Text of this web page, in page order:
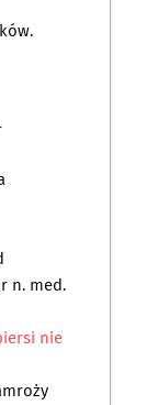
n. med.
nie